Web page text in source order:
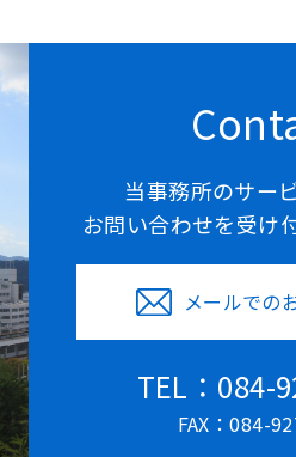
当事務所のサー
お問い合わせを受け
メールでの
TEL：084-
FAX：084-